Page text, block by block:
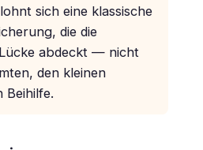
sich eine klassische
die die
abdeckt — nicht
den kleinen
Beihilfe.